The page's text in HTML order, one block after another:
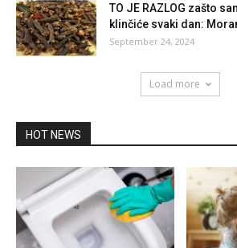
TO JE RAZLOG zašto
klinčiće svaki dan:
September 24, 2024
Load more
HOT NEWS